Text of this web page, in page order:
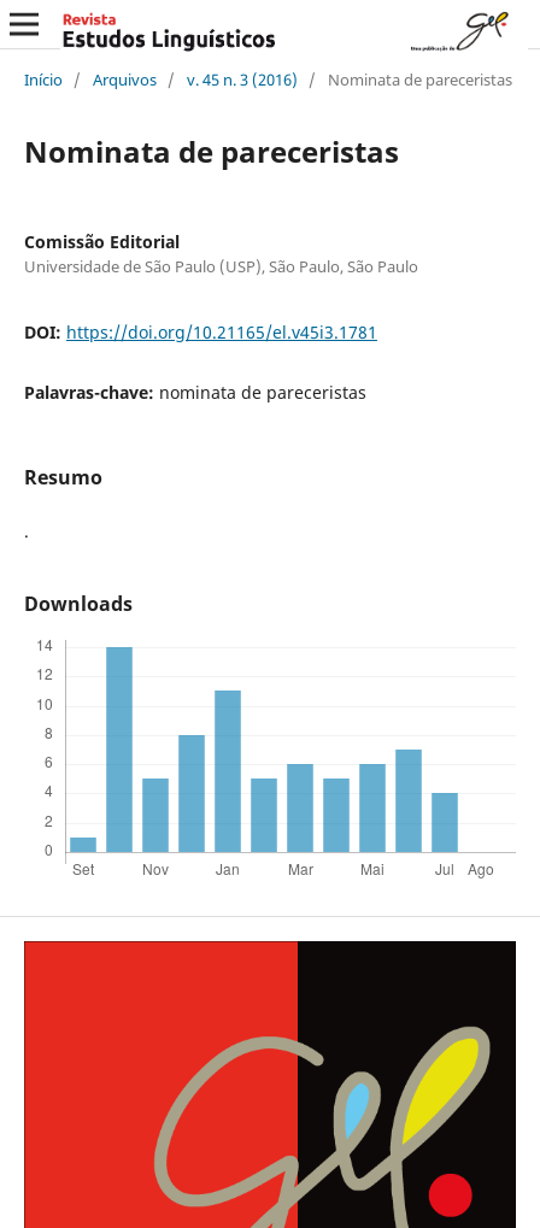
Início / Arquivos / v. 45 n. 3 (2016) / Nominata de pareceristas
Nominata de pareceristas
Comissão Editorial
Universidade de São Paulo (USP), São Paulo, São Paulo
DOI: https://doi.org/10.21165/el.v45i3.1781
Palavras-chave: nominata de pareceristas
Resumo
.
Downloads